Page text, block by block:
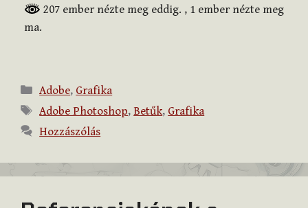
207 ember nézte meg eddig. , 1 ember nézte meg
ma.
Kategória
Adobe, Grafika
Címkék
Adobe Photoshop,Betűk, Grafika
Hozzászólás